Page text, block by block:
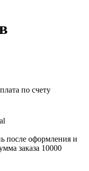
по счету
после оформления и
заказа 10000